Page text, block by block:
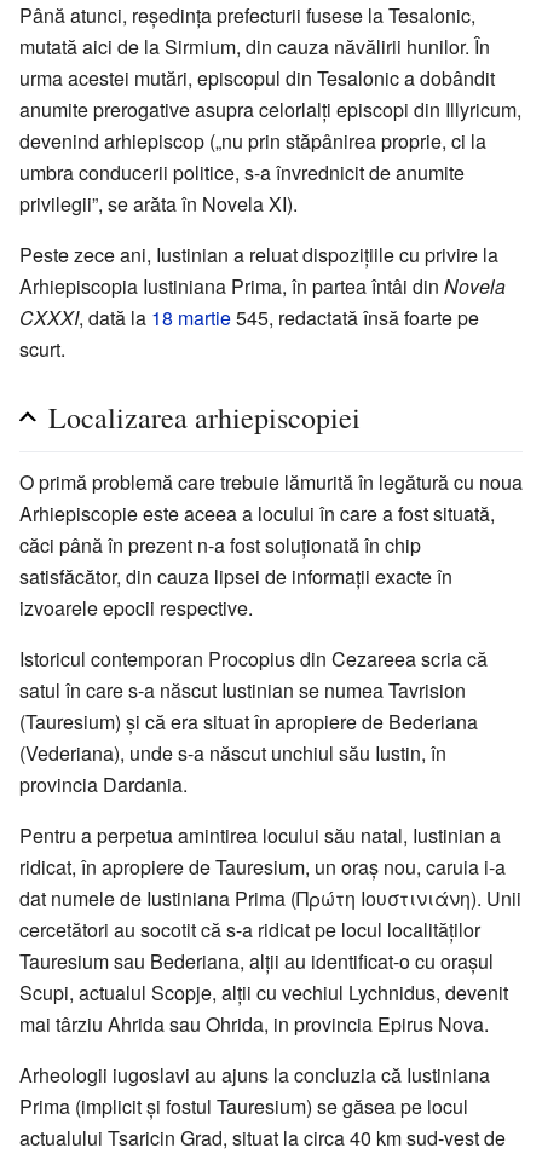
Până atunci, reședința prefecturii fusese la Tesalonic,
mutată aici de la Sirmium, din cauza năvălirii hunilor. În
urma acestei mutări, episcopul din Tesalonic a dobândit
anumite prerogative asupra celorlalți episcopi din Illyricum,
devenind arhiepiscop („nu prin stăpânirea proprie, ci la
umbra conducerii politice, s-a învrednicit de anumite
privilegii”, se arăta în Novela XI).
Peste zece ani, Iustinian a reluat dispozițiile cu privire la
Arhiepiscopia Iustiniana Prima, în partea întâi din Novela
CXXXI, dată la 18 martie545, redactată însă foarte pe
scurt.
Localizarea arhiepiscopiei
O primă problemă care trebuie lămurită în legătură cu noua
Arhiepiscopie este aceea a locului în care a fost situată,
căci până în prezent n-a fost soluționată în chip
satisfăcător, din cauza lipsei de informații exacte în
izvoarele epocii respective.
Istoricul contemporan Procopius din Cezareea scria că
satul în care s-a născut Iustinian se numea Tavrision
(Tauresium) și că era situat în apropiere de Bederiana
(Vederiana), unde s-a născut unchiul său Iustin, în
provincia Dardania.
Pentru a perpetua amintirea locului său natal, Iustinian a
ridicat, în apropiere de Tauresium, un oraș nou, caruia i-a
dat numele de Iustiniana Prima (Πρώτη Ιουστινιάνη). Unii
cercetători au socotit că s-a ridicat pe locul localităților
Tauresium sau Bederiana, alții au identificat-o cu orașul
Scupi, actualul Scopje, alții cu vechiul Lychnidus, devenit
mai târziu Ahrida sau Ohrida, in provincia Epirus Nova.
Arheologii iugoslavi au ajuns la concluzia că Iustiniana
Prima (implicit și fostul Tauresium) se găsea pe locul
actualului Tsaricin Grad, situat la circa 40 km sud-vest de